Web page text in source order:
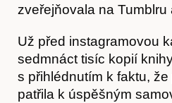
zveřejňovala na Tumblru
Už před instagramovou
sedmnáct tisíc kopií
s přihlédnutím k faktu,
patřila k úspěšným